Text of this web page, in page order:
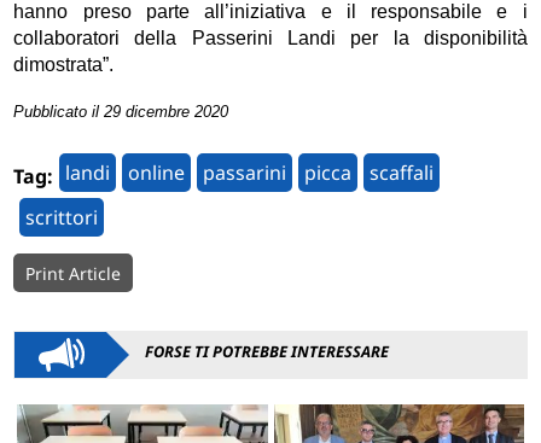
hanno preso parte all’iniziativa e il responsabile e i
collaboratori della Passerini Landi per la disponibilità
dimostrata”.
Pubblicato il 29 dicembre 2020
Tag: landi online passarini picca
scaffali
scrittori
Print Article
FORSE TI POTREBBE INTERESSARE